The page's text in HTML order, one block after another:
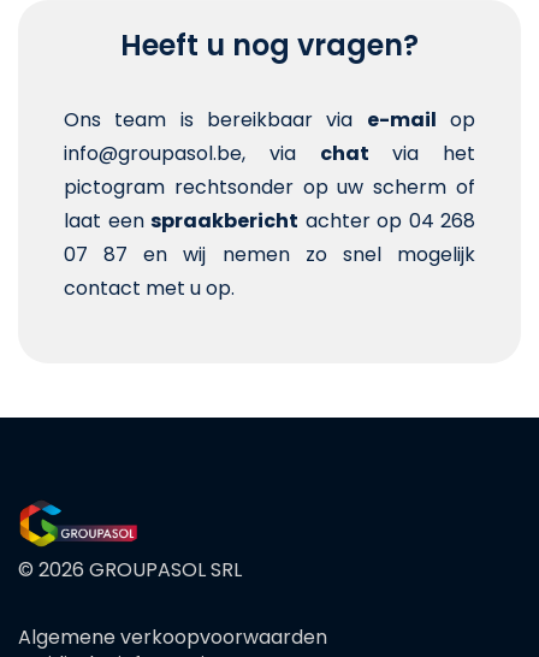
Heeft u nog vragen?
Ons team is bereikbaar via e-mail op
info@groupasol.be, via chat via het
pictogram rechtsonder op uw scherm of
laat een spraakbericht achter op 04 268
07 87 en wij nemen zo snel mogelijk
contact met u op.
© 2026 GROUPASOL SRL
FOOTER
Algemene verkoopvoorwaarden